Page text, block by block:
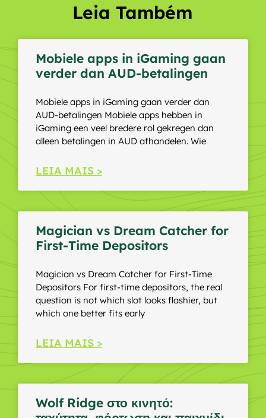
Leia Também
Mobiele apps in iGaming gaan
verder dan AUD-betalingen
Mobiele apps in iGaming gaan verder dan
AUD-betalingen Mobiele apps hebben in
iGaming een veel bredere rol gekregen dan
alleen betalingen in AUD afhandelen. Wie
LEIA MAIS >
Magician vs Dream Catcher for
First-Time Depositors
Magician vs Dream Catcher for First-Time
Depositors For first-time depositors, the real
question is not which slot looks flashier, but
which one better fits early
LEIA MAIS >
Wolf Ridge στο κινητό: